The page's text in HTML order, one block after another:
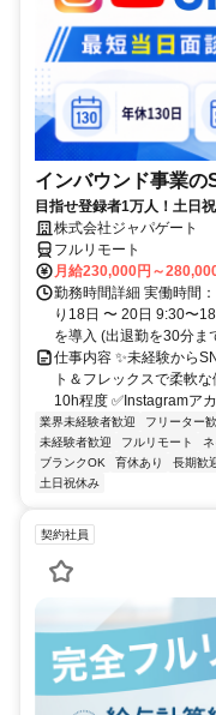
インバウンド事業の
目指せ登録者1万人！土日
株式会社ジャパゲート
フルリモート
月給230,000円～
勤務時間詳細 実働時間
り18日 〜 20日 9:30〜
を導入 (出退勤を30分ま
仕事内容 ✨未経験から
ト＆フレックスで柔軟
10h程度 ✅Instagramアカ
業界未経験者歓迎 フリーター
未経験者歓迎
フルリモート
ブランクOK
育休あり 長期歓
土日祝休み
契約社員